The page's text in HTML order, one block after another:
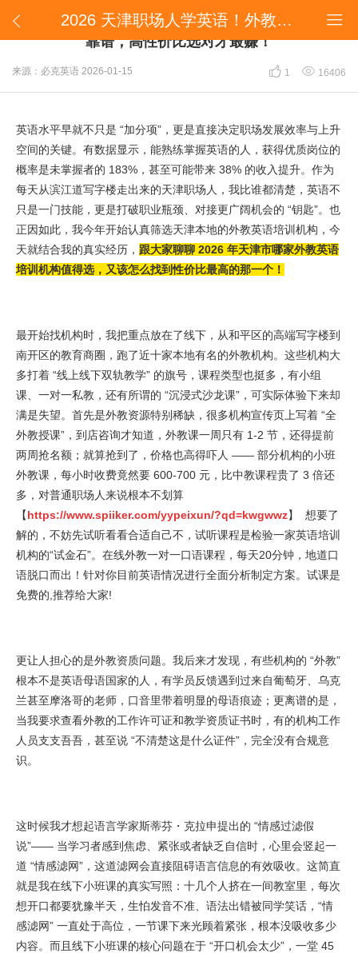
 
2026 天津职场人学英语！外教机构实测：有名不如靠谱，高性价比选对才最赚！
2026 天津职场人学英语！外教机构实测：有名不如
靠谱，高性价比选对才最赚！
来源：必克英语 2026-01-15  1  16406
英语水平早就不只是 “加分项”，更是直接决定职场发展效率与上升
空间的关键。有数据显示，能熟练掌握英语的人，获得优质岗位的
概率是未掌握者的 183%，甚至可能带来 38% 的收入提升。作为
每天从滨江道写字楼走出来的天津职场人，我比谁都清楚，英语不
只是一门技能，更是打破职业瓶颈、对接更广阔机会的 “钥匙”。也
正因如此，我今年开始认真筛选天津本地的外教英语培训机构，今
天就结合我的真实经历， 跟大家聊聊 2026 年天津市哪家外教英语
培训机构值得选，又该怎么找到性价比最高的那一个！
最开始找机构时，我把重点放在了线下，从和平区的高端写字楼到
南开区的教育商圈，跑了近十家本地有名的外教机构。这些机构大
多打着 “线上线下双轨教学” 的旗号，课程类型也挺多，有小组
课、一对一私教，还有所谓的 “沉浸式沙龙课”，可实际体验下来却
满是失望。首先是外教资源特别稀缺，很多机构宣传页上写着 “全
外教授课”，到店咨询才知道，外教课一周只有 1-2 节，还得提前
两周抢名额；就算抢到了，价格也高得吓人 —— 部分机构的小班
外教课，每小时收费竟然要 600-700 元，比中教课程贵了 3 倍还
多，对普通职场人来说根本不划算
【https://www.spiiker.com/yypeixun/?qd=kwgwwz】 想要了
解的，不妨先试听看看合适自己不，试听课程是检验一家英语培训
机构的“试金石”。在线外教一对一口语课程，每天20分钟，地道口
语脱口而出！针对你目前英语情况进行全面分析制定方案。试课是
免费的,推荐给大家!
更让人担心的是外教资质问题。我后来才发现，有些机构的 “外教”
根本不是英语母语国家的人，有学员反馈遇到过来自葡萄牙、乌克
兰甚至摩洛哥的老师，口音里带着明显的母语痕迹；更离谱的是，
当我要求查看外教的工作许可证和教学资质证书时，有的机构工作
人员支支吾吾，甚至说 “不清楚这是什么证件”，完全没有合规意
识。
这时候我才想起语言学家斯蒂芬・克拉申提出的 “情感过滤假
说”—— 当学习者感到焦虑、紧张或者缺乏自信时，心里会竖起一
道 “情感滤网”，这道滤网会直接阻碍语言信息的有效吸收。这简直
就是我在线下小班课的真实写照：十几个人挤在一间教室里，每次
想开口都要犹豫半天，生怕发音不准、语法出错被同学笑话，“情
感滤网” 一直处于高位，一节课下来光顾着紧张，根本没吸收多少
内容。而且线下小班课的核心问题在于 “开口机会太少”，一堂 45